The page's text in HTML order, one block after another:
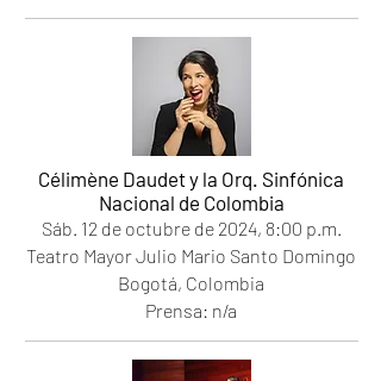
Célimène Daudet y la Orq. Sinfónica
Nacional de Colombia
Sáb. 12 de octubre de 2024, 8:00 p.m.
Teatro Mayor Julio Mario Santo Domingo
Bogotá, Colombia
Prensa: n/a